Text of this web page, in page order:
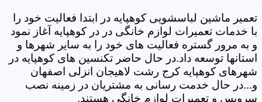
تعمیر ماشین لباسشویی کوهپایه در ابتدا فعالیت خود را
با خدمات تعمیرات لوازم خانگی در در کوهپایه آغاز نمود
و به مرور گستره فعالیت های خود را به سایر شهرها و
استانها توسعه داد.در حال حاضر تکنسین های کوهپایه در
شهرهای کوهپایه کرج رشت لاهیجان انزلی اصفهان
و...در حال خدمت رسانی به مشتریان در زمینه نصب
سرویس و تعمیرات لوازم خانگی هستند.